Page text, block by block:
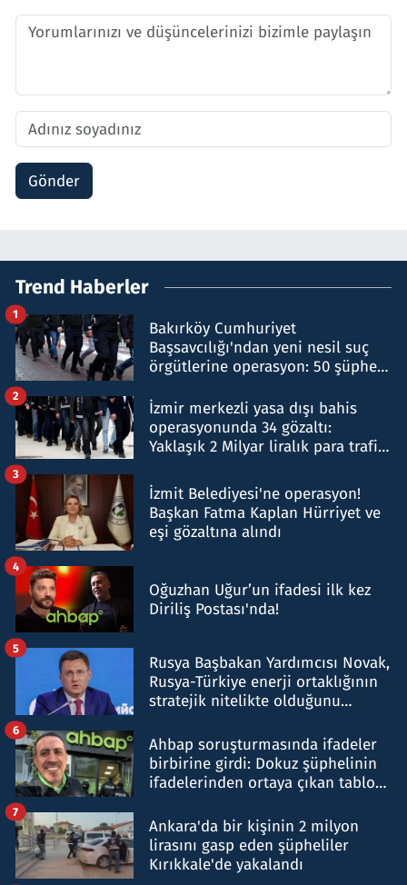
Gönder
Trend Haberler
Bakırköy Cumhuriyet
Başsavcılığı'ndan yeni nesil suç
örgütlerine operasyon: 50 şüpheli
1
İzmir merkezli yasa dışı bahis
operasyonunda 34 gözaltı:
Yaklaşık 2 Milyar liralık para trafiği
2
İzmit Belediyesi'ne operasyon!
Başkan Fatma Kaplan Hürriyet ve
eşi gözaltına alındı
3
Oğuzhan Uğur’un ifadesi ilk kez
Diriliş Postası'nda!
4
Rusya Başbakan Yardımcısı Novak,
Rusya-Türkiye enerji ortaklığının
stratejik nitelikte olduğunu
5
Ahbap soruşturmasında ifadeler
birbirine girdi: Dokuz şüphelinin
ifadelerinden ortaya çıkan tablo
6
Ankara'da bir kişinin 2 milyon
lirasını gasp eden şüpheliler
Kırıkkale'de yakalandı
7